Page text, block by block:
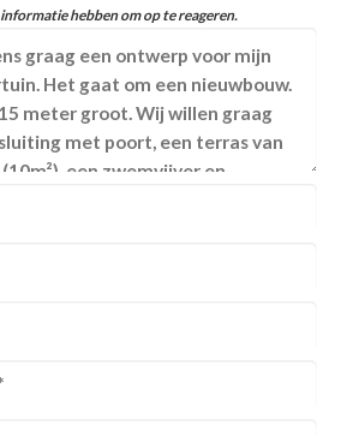
hebben om op te reageren.